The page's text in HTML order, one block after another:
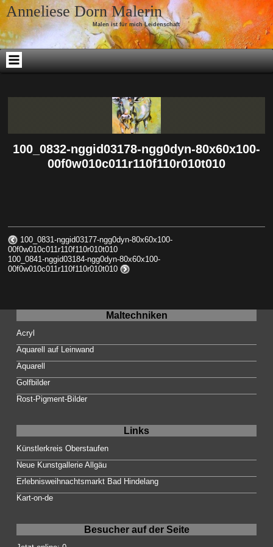
Skip to content
Anneliese Dorn Malerin
Malen ist für mich Leidenschaft
100_0832-nggid03178-ngg0dyn-80x60x100-
00f0w010c011r110f110r010t010
100_0831-nggid03177-ngg0dyn-80x60x100-
00f0w010c011r110f110r010t010
100_0841-nggid03184-ngg0dyn-80x60x100-
00f0w010c011r110f110r010t010
Maltechniken
Acryl
Aquarell auf Leinwand
Aquarell
Golfbilder
Rost-Pigment-Bilder
Links
Künstlerkreis Oberstaufen
Neue Kunstgallerie Allgäu
Erlebnisweihnachtsmarkt Bad Hindelang
Kart-on-de
Besucher auf der Seite